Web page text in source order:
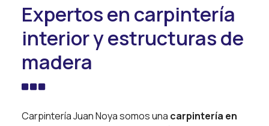
Expertos en carpintería
interior y estructuras de
madera
Carpintería Juan Noya somos una carpintería en